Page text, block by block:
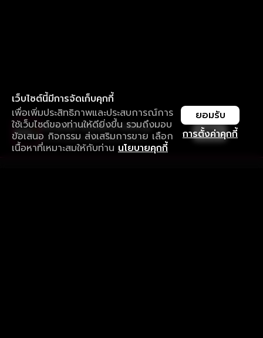
เว็บไซต์นี้มีการจัดเก็บคุกกี้
เพื่อเพิ่มประสิทธิภาพและประสบการณ์การ
ใช้เว็บไซต์ของท่านให้ดียิ่งขึ้น รวมถึงมอบ
ข้อเสนอ กิจกรรม ส่งเสริมการขาย เลือก
เนื้อหาที่เหมาะสมให้กับท่าน นโยบายคุกกี้
การตั้งค่าคุกกี้
ยอมรับ
ใช้งานแอป ลื่นไหลกว่า ไม่มีสะดุด
ดาวน์โหลดแอปเพื่อการรับชมที่ดีกว่า เปิด